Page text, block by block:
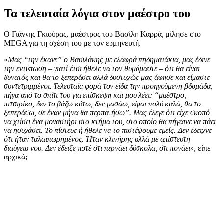
Τα τελευταία λόγια στον μαέστρο του
Ο Γιάννης Γκιούρας, μαέστρος του Βασίλη Καρρά, μίλησε στο
MEGA για τη σχέση του με τον ερμηνευτή.
«Μας “την έκανε” ο Βασιλάκης με ελαφρά πηδηματάκια, μας έδινε
την εντύπωση – γιατί έτσι ήθελε να τον θυμόμαστε – ότι θα είναι
δυνατός και θα το ξεπεράσει αλλά δυστυχώς μας άφησε και είμαστε
συντετριμμένοι. Τελευταία φορά τον είδα την προηγούμενη βδομάδα,
πήγα από το σπίτι του για επίσκεψη και μου λέει: “μαέστρο,
πιτσιρίκο, δεν το βάζω κάτω, δεν μασάω, είμαι πολύ καλά, θα το
ξεπεράσω, σε έναν μήνα θα περπατήσω”. Μας έλεγε ότι είχε σκοπό
να χτίσει ένα μοναστήρι στο κτήμα του, στο οποίο θα πήγαινε να πάει
να ησυχάσει. Το πίστευε ή ήθελε να το πιστέψουμε εμείς. Δεν έδειχνε
ότι ήταν ταλαιπωρημένος. Ήταν κλινήρης αλλά με απίστευτη
διαύγεια νου. Δεν έδειξε ποτέ ότι περνάει δύσκολα, ότι πονάει», είπε
αρχικά;